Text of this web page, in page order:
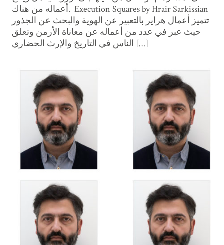
أعماله من هناك. Execution Squares by Hrair Sarkissian
تتميز أعمال هراير بالتعبير عن الهوية والبحث عن الجذور
حيث عبر في عدد من أعماله عن معاناة الأرمن وتعلق
الناس في التاريخ والإرث الحضاري […]